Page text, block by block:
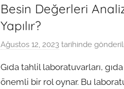
Besin Değerleri
Yapılır?
Ağustos 12, 2023 tarihinde
Gıda tahlil laboratuvarları,
önemli bir rol oynar. Bu